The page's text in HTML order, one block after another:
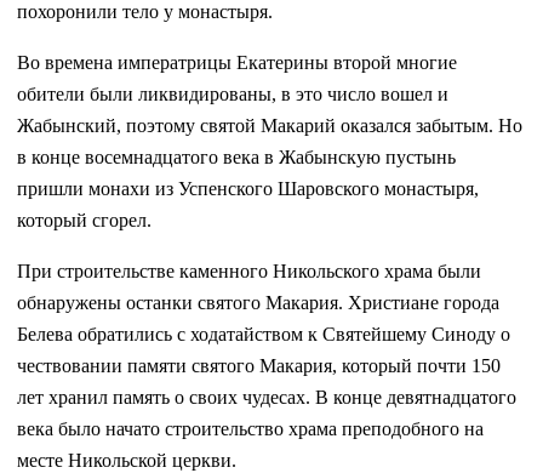
похоронили тело у монастыря.
Во времена императрицы Екатерины второй многие
обители были ликвидированы, в это число вошел и
Жабынский, поэтому святой Макарий оказался забытым. Но
в конце восемнадцатого века в Жабынскую пустынь
пришли монахи из Успенского Шаровского монастыря,
который сгорел.
При строительстве каменного Никольского храма были
обнаружены останки святого Макария. Христиане города
Белева обратились с ходатайством к Святейшему Синоду о
чествовании памяти святого Макария, который почти 150
лет хранил память о своих чудесах. В конце девятнадцатого
века было начато строительство храма преподобного на
месте Никольской церкви.